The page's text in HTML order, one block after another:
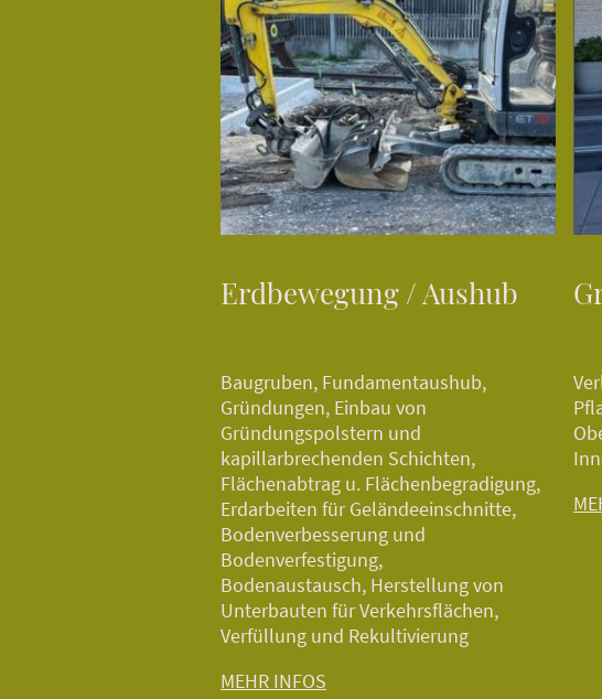
Erdbewegung / Aushub
Baugruben, Fundamentaushub,
Gründungen, Einbau von
Gründungspolstern und
kapillarbrechenden Schichten,
Flächenabtrag u. Flächenbegradigung,
Erdarbeiten für Geländeeinschnitte,
Bodenverbesserung und
Bodenverfestigung,
Bodenaustausch, Herstellung von
Unterbauten für Verkehrsflächen,
Verfüllung und Rekultivierung
MEHR INFOS